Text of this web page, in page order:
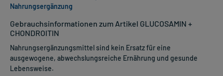
Gebrauchsinformationen zum Artikel GLUCOSAMIN +
CHONDROITIN
Nahrungsergänzungsmittel sind kein Ersatz für eine
ausgewogene, abwechslungsreiche Ernährung und gesunde
Lebensweise.
Nahrungsergänzung